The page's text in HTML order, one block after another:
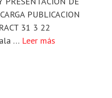
PUBLICACION
31 3 22
… Leer más